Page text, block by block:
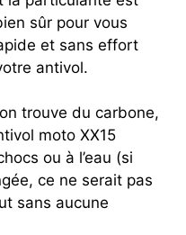
sûr pour vous
et sans effort
antivol.
trouve du carbone,
moto XX15
ou à l’eau (si
ce ne serait pas
sans aucune